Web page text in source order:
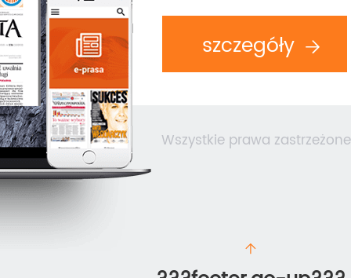
szczegóły
Wszystkie prawa